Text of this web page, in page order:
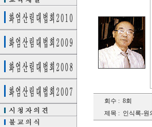
회수 : 8회
제목 : 인식록-원